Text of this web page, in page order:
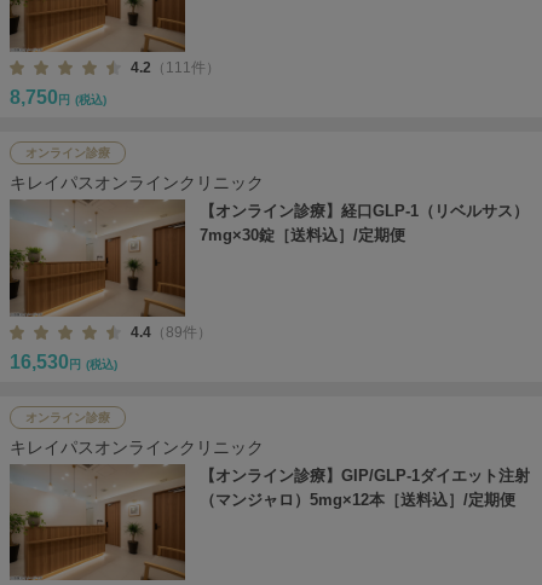
4.2 （111件）
8,750 円 (税込)
オンライン診療
キレイパスオンラインクリニック
【オンライン診療】経口GLP-1（リベルサス）
7mg×30錠［送料込］/定期便
4.4 （89件）
16,530 円 (税込)
オンライン診療
キレイパスオンラインクリニック
【オンライン診療】GIP/GLP-1ダイエット注射
（マンジャロ）5mg×12本［送料込］/定期便